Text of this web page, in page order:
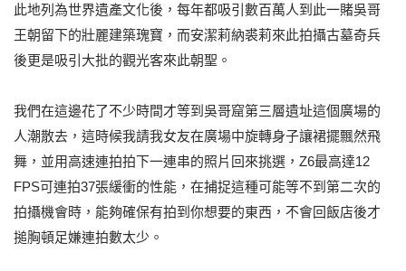
此地列為世界遺產文化後，每年都吸引數百萬人到此一賭吳哥
王朝留下的壯麗建築瑰寶，而安潔莉納裘莉來此拍攝古墓奇兵
後更是吸引大批的觀光客來此朝聖。
我們在這邊花了不少時間才等到吳哥窟第三層遺址這個廣場的
人潮散去，這時候我請我女友在廣場中旋轉身子讓裙擺飄然飛
舞，並用高速連拍拍下一連串的照片回來挑選，Z6最高達12
FPS可連拍37張緩衝的性能，在捕捉這種可能等不到第二次的
拍攝機會時，能夠確保有拍到你想要的東西，不會回飯店後才
搥胸頓足嫌連拍數太少。